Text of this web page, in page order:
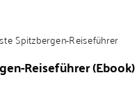
Reiseführer (Ebook)